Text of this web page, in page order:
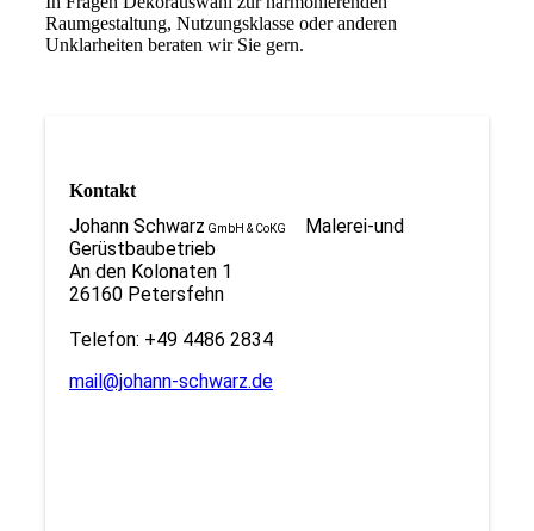
Raumgestaltung, Nutzungsklasse oder anderen
Unklarheiten beraten wir Sie gern.
Kontakt
Johann Schwarz GmbH & CoKG
Malerei-und
Gerüstbaubetrieb
An den Kolonaten 1
26160 Petersfehn
Telefon: +49 4486 2834
mail@johann-schwarz.de